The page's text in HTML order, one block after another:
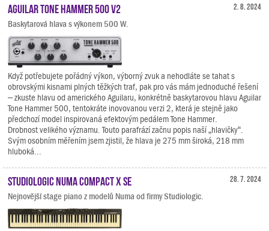
2. 8. 2024
Aguilar Tone Hammer 500 V2
Baskytarová hlava s výkonem 500 W.
Když potřebujete pořádný výkon, výborný zvuk a nehodláte se tahat s
obrovskými kisnami plných těžkých traf, pak pro vás mám jednoduché řešení
– zkuste hlavu od amerického Aguilaru, konkrétně baskytarovou hlavu Aguilar
Tone Hammer 500, tentokráte inovovanou verzi 2, která je stejně jako
předchozí model inspirovaná efektovým pedálem Tone Hammer.
Drobnost velikého významu. Touto parafrází začnu popis naší „hlavičky“.
Svým osobním měřením jsem zjistil, že hlava je 275 mm široká, 218 mm
hluboká...
28. 7. 2024
Studiologic Numa Compact X SE
Nejnovější stage piano z modelů Numa od firmy Studiologic.